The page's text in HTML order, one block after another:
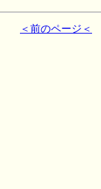
＜前のページ＜